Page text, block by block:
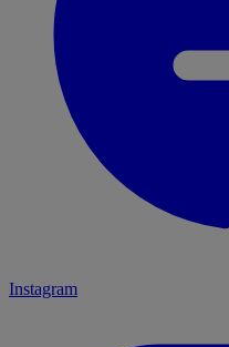
Instagram